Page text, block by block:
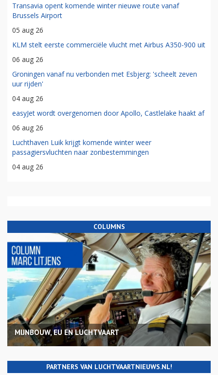
Transavia opent komende winter nieuwe route vanaf
Brussels Airport
05 aug 26
KLM stelt eerste commerciële vlucht met Airbus A350-900 uit
06 aug 26
Groningen vanaf nu verbonden met Esbjerg: 'scheelt zeven
uur rijden'
04 aug 26
easyJet wordt overgenomen door Apollo, Castlelake haakt af
06 aug 26
Luchthaven Luik krijgt komende winter weer
passagiersvluchten naar zonbestemmingen
04 aug 26
COLUMNS
MIJNBOUW, EU EN LUCHTVAART
PARTNERS VAN LUCHTVAARTNIEUWS.NL!